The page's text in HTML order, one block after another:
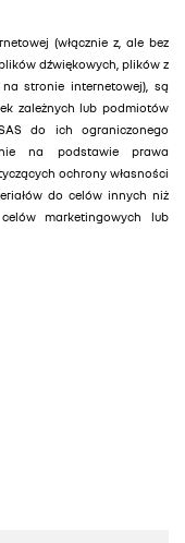
(włącznie z, ale bez
dźwiękowych, plików z
stronie internetowej), są
zależnych lub podmiotów
do ich ograniczonego
na podstawie prawa
ochrony własności
do celów innych niż
marketingowych lub